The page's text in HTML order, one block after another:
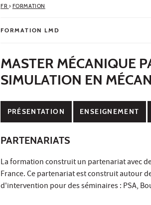
FR › FORMATION
FORMATION LMD
MASTER MÉCANIQUE
SIMULATION EN
PRÉSENTATION ENSEIGNEMENT
PARTENARIATS
La formation construit un partenariat avec
France. Ce partenariat est construit autour
d'intervention pour des séminaires : PSA,